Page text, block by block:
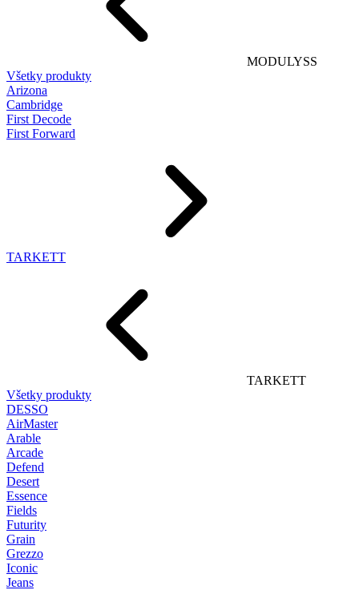
MODULYSS
Všetky produkty
Arizona
Cambridge
First Decode
First Forward
TARKETT
TARKETT
Všetky produkty
DESSO
AirMaster
Arable
Arcade
Defend
Desert
Essence
Fields
Futurity
Grain
Grezzo
Iconic
Jeans